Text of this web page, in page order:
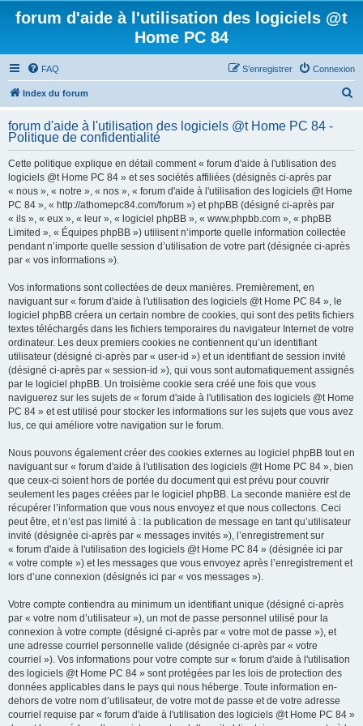
forum d'aide à l'utilisation des logiciels @t
Home PC 84
FAQ Connexion
S’enregistrer
Index du forum
h
forum d'aide à l'utilisation des logiciels @t Home PC 84 -
Politique de confidentialité
Cette politique explique en détail comment « forum d'aide à l'utilisation des
logiciels @t Home PC 84 » et ses sociétés affiliées (désignés ci-après par
« nous », « notre », « nos », « forum d'aide à l'utilisation des logiciels @t Home
PC 84 », « http://athomepc84.com/forum ») et phpBB (désigné ci-après par
« ils », « eux », « leur », « logiciel phpBB », « www.phpbb.com », « phpBB
Limited », « Équipes phpBB ») utilisent n’importe quelle information collectée
pendant n’importe quelle session d’utilisation de votre part (désignée ci-après
par « vos informations »).
Vos informations sont collectées de deux manières. Premièrement, en
naviguant sur « forum d'aide à l'utilisation des logiciels @t Home PC 84 », le
logiciel phpBB créera un certain nombre de cookies, qui sont des petits fichiers
textes téléchargés dans les fichiers temporaires du navigateur Internet de votre
ordinateur. Les deux premiers cookies ne contiennent qu’un identifiant
utilisateur (désigné ci-après par « user-id ») et un identifiant de session invité
(désigné ci-après par « session-id »), qui vous sont automatiquement assignés
par le logiciel phpBB. Un troisième cookie sera créé une fois que vous
naviguerez sur les sujets de « forum d'aide à l'utilisation des logiciels @t Home
PC 84 » et est utilisé pour stocker les informations sur les sujets que vous avez
lus, ce qui améliore votre navigation sur le forum.
Nous pouvons également créer des cookies externes au logiciel phpBB tout en
naviguant sur « forum d'aide à l'utilisation des logiciels @t Home PC 84 », bien
que ceux-ci soient hors de portée du document qui est prévu pour couvrir
seulement les pages créées par le logiciel phpBB. La seconde manière est de
récupérer l’information que vous nous envoyez et que nous collectons. Ceci
peut être, et n’est pas limité à : la publication de message en tant qu’utilisateur
invité (désignée ci-après par « messages invités »), l’enregistrement sur
« forum d'aide à l'utilisation des logiciels @t Home PC 84 » (désignée ici par
« votre compte ») et les messages que vous envoyez après l’enregistrement et
lors d’une connexion (désignés ici par « vos messages »).
Votre compte contiendra au minimum un identifiant unique (désigné ci-après
par « votre nom d’utilisateur »), un mot de passe personnel utilisé pour la
connexion à votre compte (désigné ci-après par « votre mot de passe »), et
une adresse courriel personnelle valide (désignée ci-après par « votre
courriel »). Vos informations pour votre compte sur « forum d'aide à l'utilisation
des logiciels @t Home PC 84 » sont protégées par les lois de protection des
données applicables dans le pays qui nous héberge. Toute information en-
dehors de votre nom d’utilisateur, de votre mot de passe et de votre adresse
courriel requise par « forum d'aide à l'utilisation des logiciels @t Home PC 84 »